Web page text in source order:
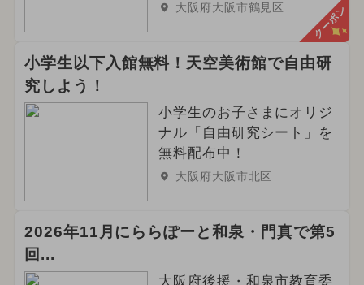
大阪府大阪市鶴見区 クーポン
小学生以下入館無料！天空美術館で自由研
究しよう！
小学生のお子さまにオリジ
ナル「自由研究シート」を
無料配布中！
大阪府大阪市北区
2026年11月にららぽーと和泉・門真で第5
回...
大阪府後援・和泉市教育委